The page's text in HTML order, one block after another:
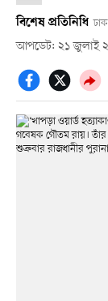
বিশেষ প্রতিনিধি
আপডেট: ২১ জুলাই